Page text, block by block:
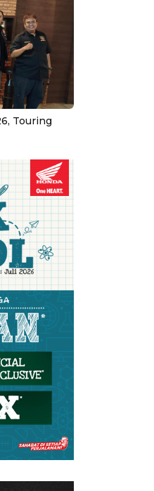
Touring